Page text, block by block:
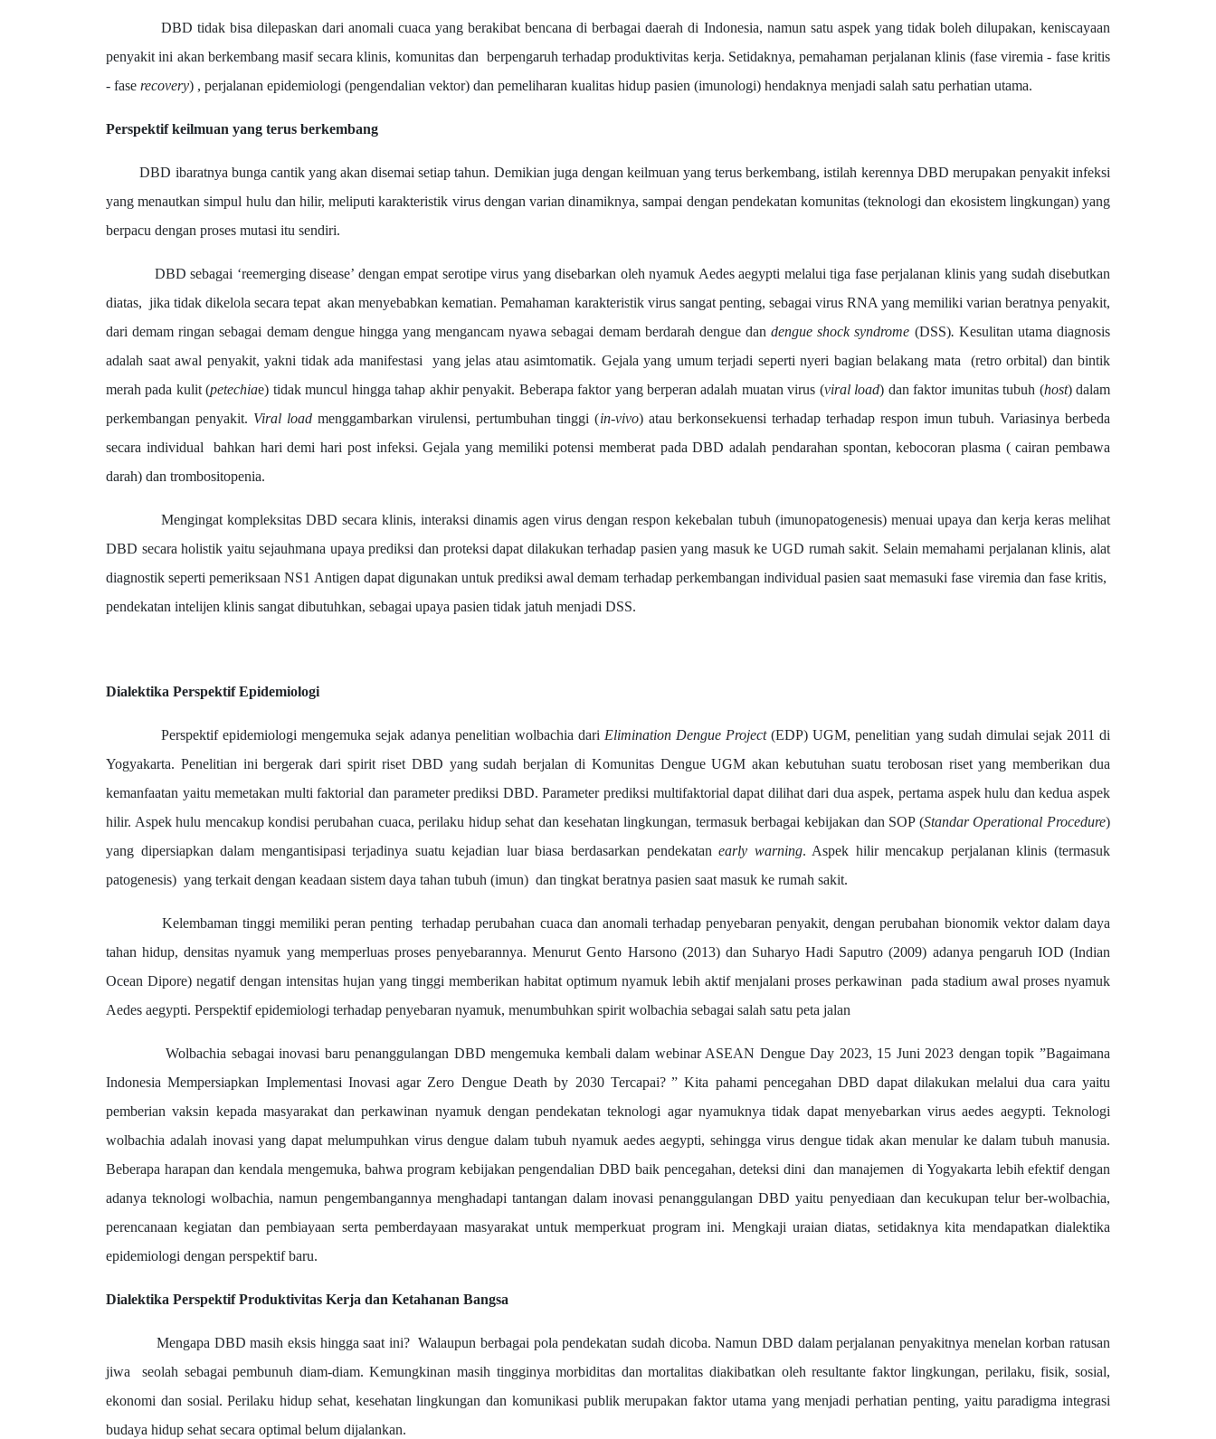
DBD tidak bisa dilepaskan dari anomali cuaca yang berakibat bencana di berbagai daerah di Indonesia, namun satu aspek yang tidak boleh dilupakan, keniscayaan
penyakit ini akan berkembang masif secara klinis, komunitas dan berpengaruh terhadap produktivitas kerja. Setidaknya, pemahaman perjalanan klinis (fase viremia - fase kritis
- fase recovery) , perjalanan epidemiologi (pengendalian vektor) dan pemeliharan kualitas hidup pasien (imunologi) hendaknya menjadi salah satu perhatian utama.
Perspektif keilmuan yang terus berkembang
DBD ibaratnya bunga cantik yang akan disemai setiap tahun. Demikian juga dengan keilmuan yang terus berkembang, istilah kerennya DBD merupakan penyakit infeksi
yang menautkan simpul hulu dan hilir, meliputi karakteristik virus dengan varian dinamiknya, sampai dengan pendekatan komunitas (teknologi dan ekosistem lingkungan) yang
berpacu dengan proses mutasi itu sendiri.
DBD sebagai ‘reemerging disease’ dengan empat serotipe virus yang disebarkan oleh nyamuk Aedes aegypti melalui tiga fase perjalanan klinis yang sudah disebutkan
diatas, jika tidak dikelola secara tepat akan menyebabkan kematian. Pemahaman karakteristik virus sangat penting, sebagai virus RNA yang memiliki varian beratnya penyakit,
dari demam ringan sebagai demam dengue hingga yang mengancam nyawa sebagai demam berdarah dengue dandengue shock syndrome (DSS). Kesulitan utama diagnosis
adalah saat awal penyakit, yakni tidak ada manifestasi yang jelas atau asimtomatik. Gejala yang umum terjadi seperti nyeri bagian belakang mata (retro orbital) dan bintik
merah pada kulit (petechiae) tidak muncul hingga tahap akhir penyakit. Beberapa faktor yang berperan adalah muatan virus (viral load) dan faktor imunitas tubuh (host) dalam
perkembangan penyakit. Viral loadmenggambarkan virulensi, pertumbuhan tinggi (in-vivo) atau berkonsekuensi terhadap terhadap respon imun tubuh. Variasinya berbeda
secara individual bahkan hari demi hari post infeksi. Gejala yang memiliki potensi memberat pada DBD adalah pendarahan spontan, kebocoran plasma ( cairan pembawa
darah) dan trombositopenia.
Mengingat kompleksitas DBD secara klinis, interaksi dinamis agen virus dengan respon kekebalan tubuh (imunopatogenesis) menuai upaya dan kerja keras melihat
DBD secara holistik yaitu sejauhmana upaya prediksi dan proteksi dapat dilakukan terhadap pasien yang masuk ke UGD rumah sakit. Selain memahami perjalanan klinis, alat
diagnostik seperti pemeriksaan NS1 Antigen dapat digunakan untuk prediksi awal demam terhadap perkembangan individual pasien saat memasuki fase viremia dan fase kritis,
pendekatan intelijen klinis sangat dibutuhkan, sebagai upaya pasien tidak jatuh menjadi DSS.
Dialektika Perspektif Epidemiologi
Perspektif epidemiologi mengemuka sejak adanya penelitian wolbachia dari Elimination Dengue Project(EDP) UGM, penelitian yang sudah dimulai sejak 2011 di
Yogyakarta. Penelitian ini bergerak dari spirit riset DBD yang sudah berjalan di Komunitas Dengue UGM akan kebutuhan suatu terobosan riset yang memberikan dua
kemanfaatan yaitu memetakan multi faktorial dan parameter prediksi DBD. Parameter prediksi multifaktorial dapat dilihat dari dua aspek, pertama aspek hulu dan kedua aspek
hilir. Aspek hulu mencakup kondisi perubahan cuaca, perilaku hidup sehat dan kesehatan lingkungan, termasuk berbagai kebijakan dan SOP (Standar Operational Procedure)
yang dipersiapkan dalam mengantisipasi terjadinya suatu kejadian luar biasa berdasarkan pendekatanearly warning. Aspek hilir mencakup perjalanan klinis (termasuk
patogenesis) yang terkait dengan keadaan sistem daya tahan tubuh (imun) dan tingkat beratnya pasien saat masuk ke rumah sakit.
Kelembaman tinggi memiliki peran penting terhadap perubahan cuaca dan anomali terhadap penyebaran penyakit, dengan perubahan bionomik vektor dalam daya
tahan hidup, densitas nyamuk yang memperluas proses penyebarannya. Menurut Gento Harsono (2013) dan Suharyo Hadi Saputro (2009) adanya pengaruh IOD (Indian
Ocean Dipore) negatif dengan intensitas hujan yang tinggi memberikan habitat optimum nyamuk lebih aktif menjalani proses perkawinan pada stadium awal proses nyamuk
Aedes aegypti. Perspektif epidemiologi terhadap penyebaran nyamuk, menumbuhkan spirit wolbachia sebagai salah satu peta jalan
Wolbachia sebagai inovasi baru penanggulangan DBD mengemuka kembali dalam webinar ASEAN Dengue Day 2023, 15 Juni 2023 dengan topik ”Bagaimana
Indonesia Mempersiapkan Implementasi Inovasi agar Zero Dengue Death by 2030 Tercapai? ” Kita pahami pencegahan DBD dapat dilakukan melalui dua cara yaitu
pemberian vaksin kepada masyarakat dan perkawinan nyamuk dengan pendekatan teknologi agar nyamuknya tidak dapat menyebarkan virus aedes aegypti. Teknologi
wolbachia adalah inovasi yang dapat melumpuhkan virus dengue dalam tubuh nyamuk aedes aegypti, sehingga virus dengue tidak akan menular ke dalam tubuh manusia.
Beberapa harapan dan kendala mengemuka, bahwa program kebijakan pengendalian DBD baik pencegahan, deteksi dini dan manajemen di Yogyakarta lebih efektif dengan
adanya teknologi wolbachia, namun pengembangannya menghadapi tantangan dalam inovasi penanggulangan DBD yaitu penyediaan dan kecukupan telur ber-wolbachia,
perencanaan kegiatan dan pembiayaan serta pemberdayaan masyarakat untuk memperkuat program ini. Mengkaji uraian diatas, setidaknya kita mendapatkan dialektika
epidemiologi dengan perspektif baru.
Dialektika Perspektif Produktivitas Kerja dan Ketahanan Bangsa
Mengapa DBD masih eksis hingga saat ini? Walaupun berbagai pola pendekatan sudah dicoba. Namun DBD dalam perjalanan penyakitnya menelan korban ratusan
jiwa seolah sebagai pembunuh diam-diam. Kemungkinan masih tingginya morbiditas dan mortalitas diakibatkan oleh resultante faktor lingkungan, perilaku, fisik, sosial,
ekonomi dan sosial. Perilaku hidup sehat, kesehatan lingkungan dan komunikasi publik merupakan faktor utama yang menjadi perhatian penting, yaitu paradigma integrasi
budaya hidup sehat secara optimal belum dijalankan.